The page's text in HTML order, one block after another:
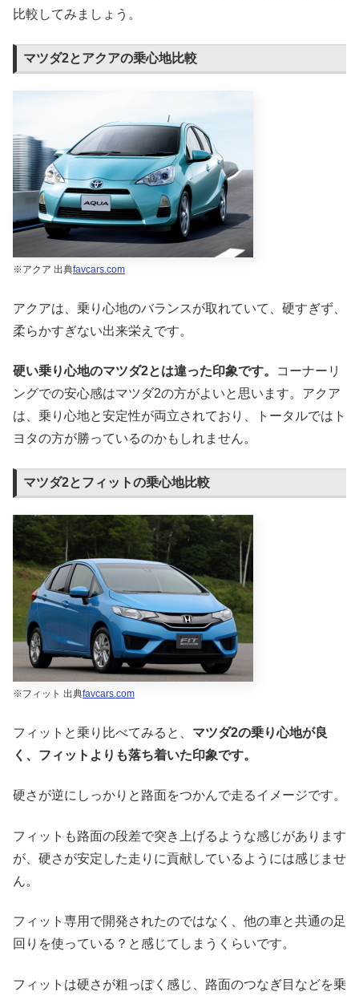
比較してみましょう。
マツダ2とアクアの乗心地比較
※アクア 出典favcars.com
アクアは、乗り心地のバランスが取れていて、硬すぎず、
柔らかすぎない出来栄えです。
硬い乗り心地のマツダ2とは違った印象です。
コーナーリ
ングでの安心感はマツダ2の方がよいと思います。アクア
は、乗り心地と安定性が両立されており、トータルではト
ヨタの方が勝っているのかもしれません。
マツダ2とフィットの乗心地比較
※フィット 出典favcars.com
フィットと乗り比べてみると、 マツダ2の乗り心地が良
く、フィットよりも落ち着いた印象です。
硬さが逆にしっかりと路面をつかんで走るイメージです。
フィットも路面の段差で突き上げるような感じがあります
が、硬さが安定した走りに貢献しているようには感じませ
ん。
フィット専用で開発されたのではなく、他の車と共通の足
回りを使っている？と感じてしまうくらいです。
フィットは硬さが粗っぽく感じ、路面のつなぎ目などを乗